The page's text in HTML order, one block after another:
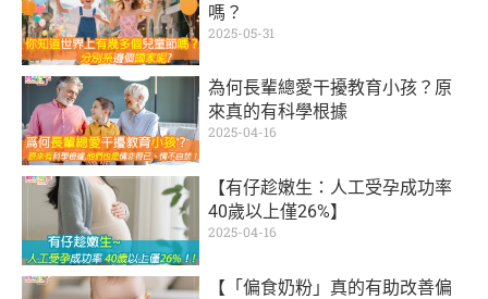
嗎？
2025-05-31
為何長輩總愛干擾教育小孩？原
來真的有科學根據
2025-04-16
【有仔趁嫩生：人工受孕成功率
40歲以上僅26%】
2025-04-16
【「偏食奶粉」真的有助改善偏